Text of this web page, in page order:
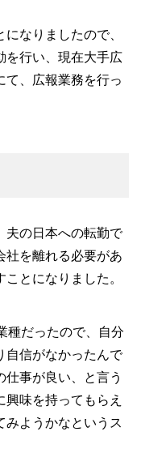
なりましたので、
を行い、現在大手広
て、広報業務を行っ
夫の日本への転勤で
社を離れる必要があ
とになりました。
種だったので、自分
自信がなかったんで
事が良い、と言う
味を持ってもらえ
みようかなというス